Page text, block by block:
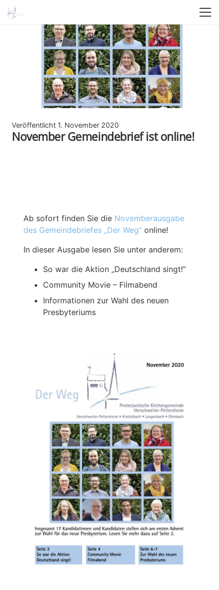
Veröffentlicht 1. November 2020
November Gemeindebrief ist online!
Ab sofort finden Sie die Novemberausgabe
des Gemeindebriefes „Der Weg“ online!
In dieser Ausgabe lesen Sie unter anderem:
So war die Aktion „Deutschland singt!“
Community Movie – Filmabend
Informationen zur Wahl des neuen
Presbyteriums